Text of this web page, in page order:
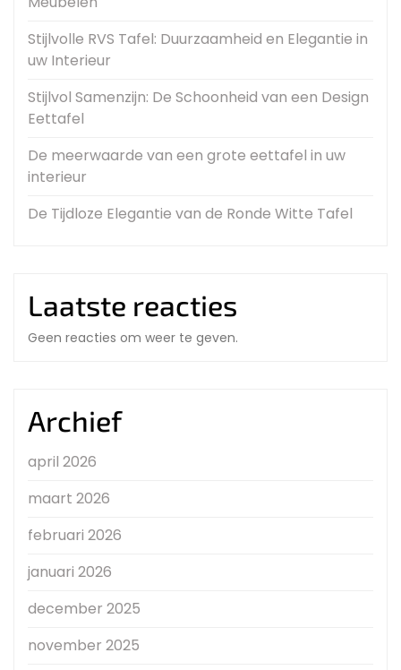
Stijlvolle RVS Tafel: Duurzaamheid en Elegantie in
uw Interieur
Stijlvol Samenzijn: De Schoonheid van een Design
Eettafel
De meerwaarde van een grote eettafel in uw
interieur
De Tijdloze Elegantie van de Ronde Witte Tafel
Laatste reacties
Geen reacties om weer te geven.
Archief
april 2026
maart 2026
februari 2026
januari 2026
december 2025
november 2025